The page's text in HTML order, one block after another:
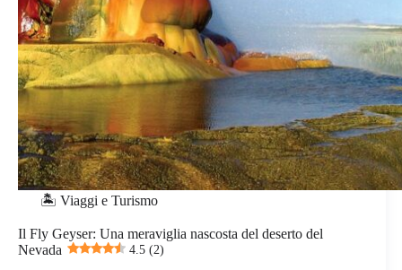
🏝️ Viaggi e Turismo
Il Fly Geyser: Una meraviglia nascosta del deserto del
Nevada
4.5 (2)